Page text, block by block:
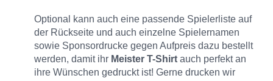
Optional kann auch eine passende Spielerliste auf
der Rückseite und auch einzelne Spielernamen
sowie Sponsordrucke gegen Aufpreis dazu bestellt
werden, damit ihr Meister T-Shirt auch perfekt an
ihre Wünschen gedruckt ist! Gerne drucken wir